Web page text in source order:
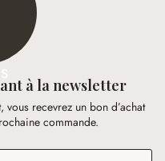
à la newsletter
recevrez un bon d’achat
commande.